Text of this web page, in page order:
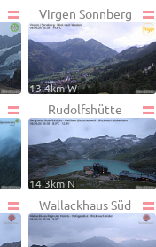
Virgen Sonnberg
13.4km W
Rudolfshütte
14.3km N
Wallackhaus Süd